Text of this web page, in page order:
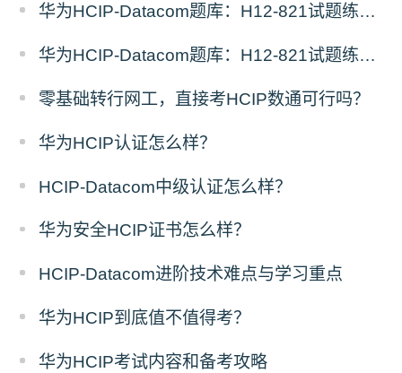
华为HCIP-Datacom题库：H12-821试题练习（2）
华为HCIP-Datacom题库：H12-821试题练习（1）
零基础转行网工，直接考HCIP数通可行吗？
华为HCIP认证怎么样？
HCIP-Datacom中级认证怎么样？
华为安全HCIP证书怎么样？
HCIP-Datacom进阶技术难点与学习重点
华为HCIP到底值不值得考？
华为HCIP考试内容和备考攻略